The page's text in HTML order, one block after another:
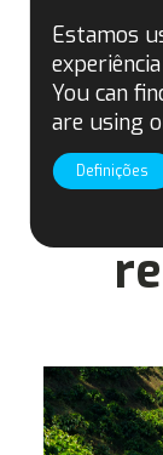
Estamos
You can
are using
Definições